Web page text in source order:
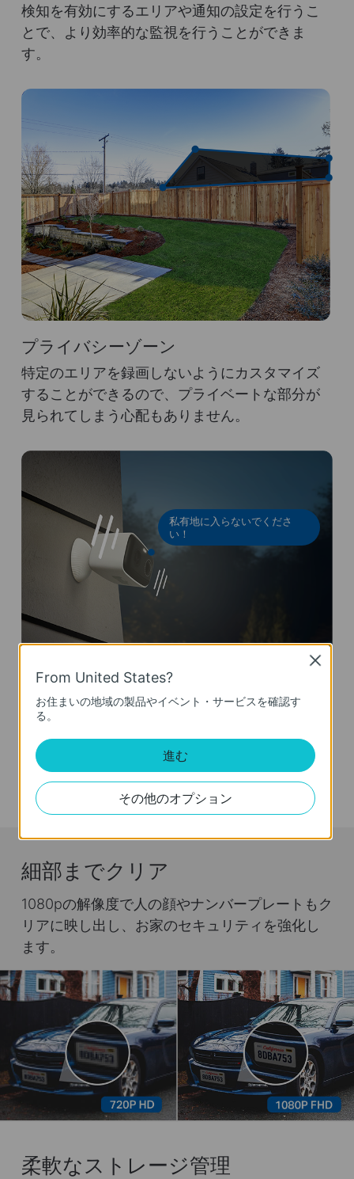
検知を有効にするエリアや通知の設定を行うこ
とで、より効率的な監視を行うことができま
す。
プライバシーゾーン
特定のエリアを録画しないようにカスタマイズ
することができるので、プライベートな部分が
見られてしまう心配もありません。
私有地に入らないでくださ
い！
便利なアラート機能
自分で吹き込んだ音声をアラート音にしたり、
ライトの明るさを調整したりして、不審者へ必
要に応じた警告を出すことができます。
細部までクリア
1080pの解像度で人の顔やナンバープレートもク
リアに映し出し、お家のセキュリティを強化し
ます。
柔軟なストレージ管理
From United States?
お住まいの地域の製品やイベント・サービスを確認す
る。
進む
その他のオプション
Close